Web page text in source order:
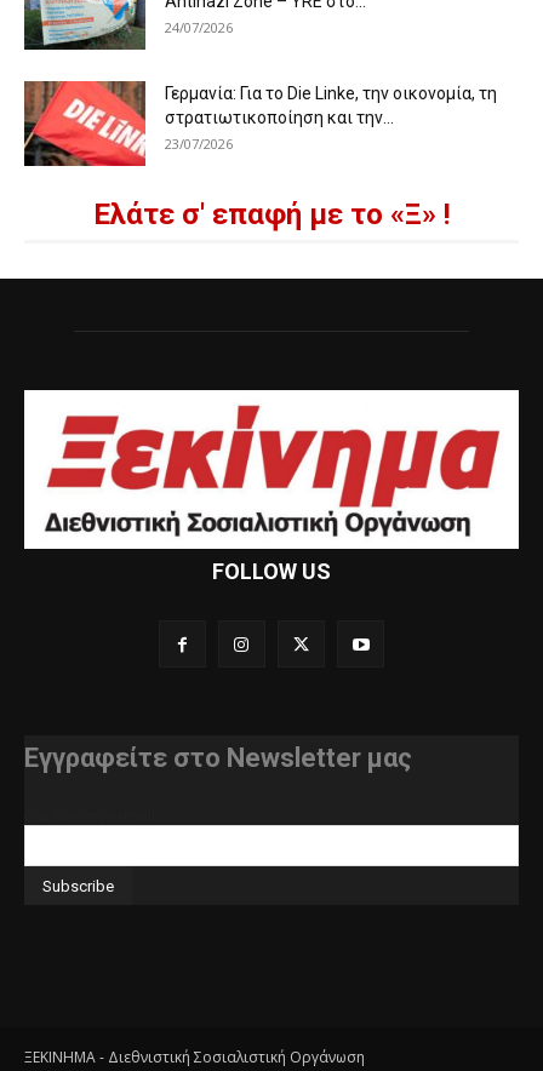
24/07/2026
Γερμανία: Για το Die Linke, την οικονομία, τη
στρατιωτικοποίηση και την...
23/07/2026
Ελάτε σ' επαφή με το «Ξ» !
FOLLOW US
Εγγραφείτε στο Newsletter μας
ΞΕΚΙΝΗΜΑ - Διεθνιστική Σοσιαλιστική Οργάνωση